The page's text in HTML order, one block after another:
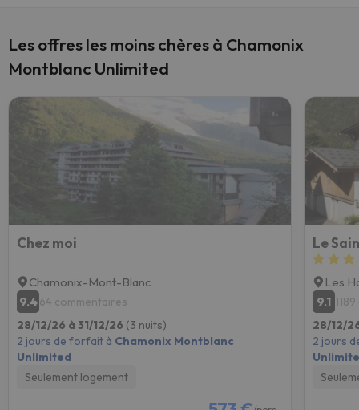
Les offres les moins chères à Chamonix
Montblanc Unlimited
Chez moi
Chamonix-Mont-Blanc
9.464 commentaires
28/12/26 à 31/12/26 (3 nuits)
2 jours de forfait à Chamonix Montblanc
Unlimited
Seulement logement
Le
Les
9.1
28/12/
2 jours